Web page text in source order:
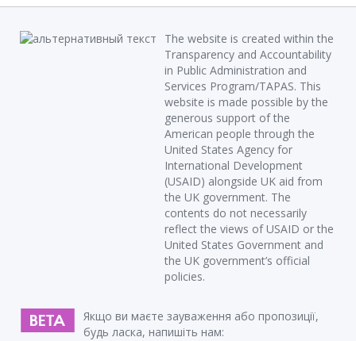
The website is created within the
Transparency and Accountability
in Public Administration and
Services Program/TAPAS. This
website is made possible by the
generous support of the
American people through the
United States Agency for
International Development
(USAID) alongside UK aid from
the UK government. The
contents do not necessarily
reflect the views of USAID or the
United States Government and
the UK government’s official
policies.
Якщо ви маєте зауваження або пропозиції,
будь ласка, напишіть нам: